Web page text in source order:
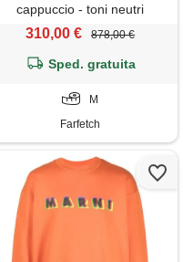
cappuccio - toni neutri
310,00 € 878,00 €
Sped. gratuita
M
Farfetch